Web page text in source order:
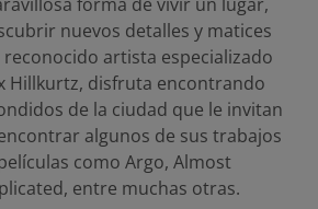
nuevos detalles y matices
reconocido artista especializado
Hillkurtz, disfruta encontrando
de la ciudad que le invitan
algunos de sus trabajos
como Argo, Almost
entre muchas otras.